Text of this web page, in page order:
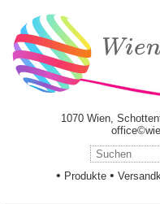
1070 Wien,
• Produkte •